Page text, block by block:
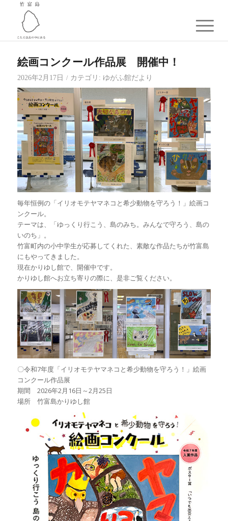
絵画コンクール作品展 開催中！
2026年2月17日 / カテゴリ: ゆがふ館だより
毎年恒例の「イリオモテヤマネコと希少動物を守ろう！」絵画コ
ンクール。
テーマは、「ゆっくり行こう、島のみち。みんなで守ろう、島の
いのち」。
竹富町内の小中学生が応募してくれた、素敵な作品たちが竹富島
にもやってきました。
現在かりゆし館で、開催中です。
かりゆし館へお立ち寄りの際に、是非ご覧ください。
〇令和7年度「イリオモテヤマネコと希少動物を守ろう！」絵画
コンクール作品展
期間 2026年2月16日～2月25日
場所 竹富島かりゆし館